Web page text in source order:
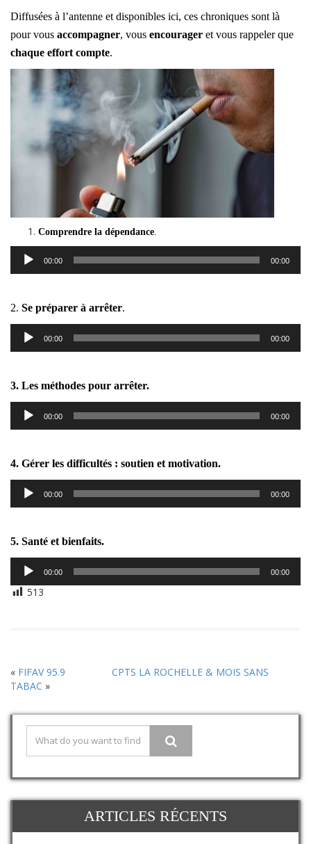
Diffusées à l’antenne et disponibles ici, ces chroniques sont là
pour vous accompagner, vous encourager et vous rappeler que
chaque effort compte.
Comprendre la dépendance
Lecteur
audio
00:00 00:00
2. Se préparer à arrêter.
Lecteur
audio
00:00 00:00
3. Les méthodes pour arrêter.
Lecteur
audio
00:00 00:00
4. Gérer les difficultés : soutien et motivation.
Lecteur
audio
00:00 00:00
5. Santé et bienfaits.
Lecteur
audio
00:00 00:00
513
« FIFAV 95.9
CPTS LA ROCHELLE & MOIS SANS
TABAC »
ARTICLES RÉCENTS